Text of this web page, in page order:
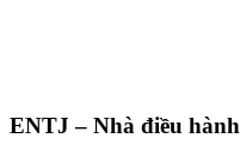
ENTJ – Nhà điều hành